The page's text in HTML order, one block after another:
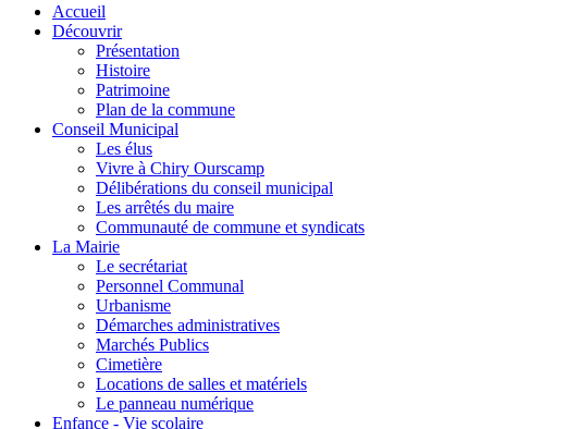
Accueil
Découvrir
Présentation
Histoire
Patrimoine
Plan de la commune
Conseil Municipal
Les élus
Vivre à Chiry Ourscamp
Délibérations du conseil municipal
Les arrêtés du maire
Communauté de commune et syndicats
La Mairie
Le secrétariat
Personnel Communal
Urbanisme
Démarches administratives
Marchés Publics
Cimetière
Locations de salles et matériels
Le panneau numérique
Enfance - Vie scolaire